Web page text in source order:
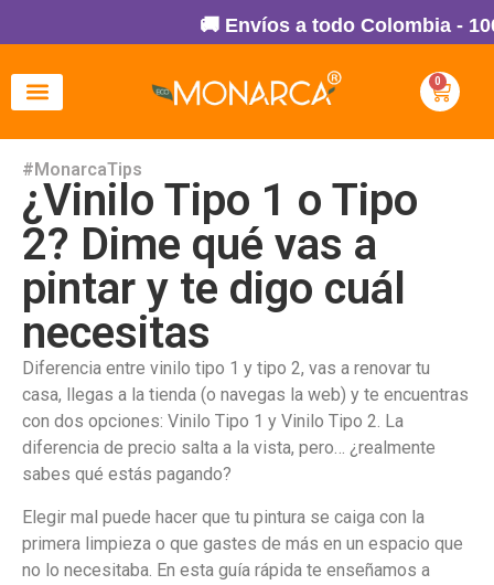
🚚 Envíos a todo Colombia -
0
#MonarcaTips
¿Vinilo Tipo 1 o Tipo
2? Dime qué vas a
pintar y te digo cuál
necesitas
Diferencia entre vinilo tipo 1 y tipo 2, vas a renovar tu
casa, llegas a la tienda (o navegas la web) y te encuentras
con dos opciones: Vinilo Tipo 1 y Vinilo Tipo 2. La
diferencia de precio salta a la vista, pero… ¿realmente
sabes qué estás pagando?
Elegir mal puede hacer que tu pintura se caiga con la
primera limpieza o que gastes de más en un espacio que
no lo necesitaba. En esta guía rápida te enseñamos a